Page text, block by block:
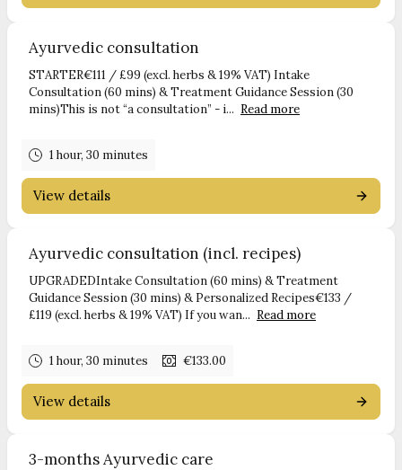
Ayurvedic consultation
STARTER€111 / £99 (excl. herbs & 19% VAT) Intake
Consultation (60 mins) & Treatment Guidance Session (30
mins)This is not “a consultation” - i... Read more
1 hour, 30 minutes
View details
Ayurvedic consultation (incl. recipes)
UPGRADEDIntake Consultation (60 mins) & Treatment
Guidance Session (30 mins) & Personalized Recipes€133 /
£119 (excl. herbs & 19% VAT) If you wan... Read more
1 hour, 30 minutes €133.00
View details
3-months Ayurvedic care